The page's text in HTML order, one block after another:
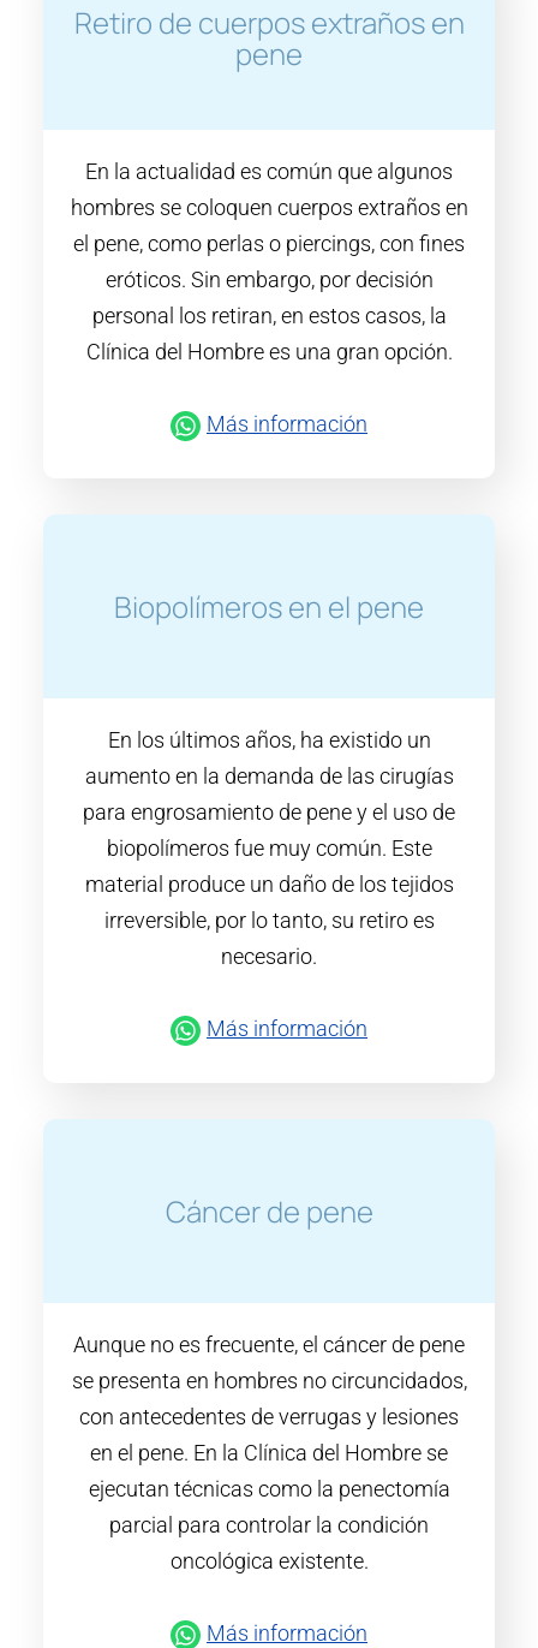
Retiro de cuerpos extraños en
pene
En la actualidad es común que algunos
hombres se coloquen cuerpos extraños en
el pene, como perlas o piercings, con fines
eróticos. Sin embargo, por decisión
personal los retiran, en estos casos, la
Clínica del Hombre es una gran opción.
Más información
Biopolímeros en el pene
En los últimos años, ha existido un
aumento en la demanda de las cirugías
para engrosamiento de pene y el uso de
biopolímeros fue muy común. Este
material produce un daño de los tejidos
irreversible, por lo tanto, su retiro es
necesario.
Más información
Cáncer de pene
Aunque no es frecuente, el cáncer de pene
se presenta en hombres no circuncidados,
con antecedentes de verrugas y lesiones
en el pene. En la Clínica del Hombre se
ejecutan técnicas como la penectomía
parcial para controlar la condición
oncológica existente.
Más información